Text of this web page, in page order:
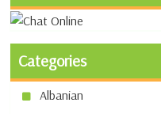
Categories
Albanian